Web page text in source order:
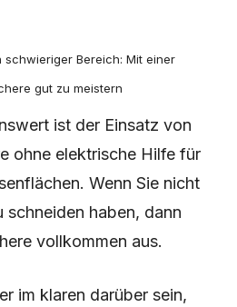
schwieriger Bereich: Mit einer
gut zu meistern
ist der Einsatz von
ohne elektrische Hilfe für
Wenn Sie nicht
schneiden haben, dann
vollkommen aus.
im klaren darüber sein,